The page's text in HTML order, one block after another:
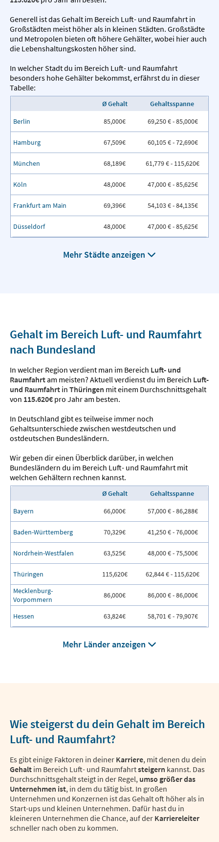
Generell ist das Gehalt im Bereich Luft- und Raumfahrt in
Großstädten meist höher als in kleinen Städten. Großstädte
und Metropolen bieten oft höhere Gehälter, wobei hier auch
die Lebenshaltungskosten höher sind.
In welcher Stadt du im Bereich Luft- und Raumfahrt
besonders hohe Gehälter bekommst, erfährst du in dieser
Tabelle:
Ø Gehalt
Gehaltsspanne
Berlin
85,000€ 69,250 € - 85,000€
Hamburg 67,509€ 60,105 € - 72,690€
München 68,189€ 61,779 € - 115,620€
Köln 48,000€ 47,000 € - 85,625€
Frankfurt am Main 69,396€ 54,103 € - 84,135€
Düsseldorf 48,000€ 47,000 € - 85,625€
Mehr Städte anzeigen
Gehalt im Bereich Luft- und Raumfahrt
nach Bundesland
In welcher Region verdient man im Bereich Luft- und
Raumfahrtam meisten? Aktuell verdienst du im Bereich Luft-
und Raumfahrt in Thüringen mit einem Durchschnittsgehalt
von 115.620€ pro Jahr am besten.
In Deutschland gibt es teilweise immer noch
Gehaltsunterschiede zwischen westdeutschen und
ostdeutschen Bundesländern.
Wir geben dir einen Überblick darüber, in welchen
Bundesländern du im Bereich Luft- und Raumfahrt mit
welchen Gehältern rechnen kannst.
Ø Gehalt
Gehaltsspanne
Bayern
66,000€ 57,000 € - 86,288€
Baden-Württemberg 70,329€ 41,250 € - 76,000€
Nordrhein-Westfalen 63,525€ 48,000 € - 75,500€
Thüringen 115,620€
62,844 € - 115,620€
Mecklenburg-
Vorpommern
86,000€ 86,000 € - 86,000€
Hessen 63,824€ 58,701 € - 79,907€
Mehr Länder anzeigen
Wie steigerst du dein Gehalt im Bereich
Luft- und Raumfahrt?
Es gibt einige Faktoren in deiner Karriere, mit denen du dein
Gehalt im Bereich Luft- und Raumfahrtsteigern kannst. Das
Durchschnittsgehalt steigt in der Regel, umso größer das
Unternehmen ist, in dem du tätig bist. In großen
Unternehmen und Konzernen ist das Gehalt oft höher als in
Start-ups und kleinen Unternehmen. Dafür hast du in
kleineren Unternehmen die Chance, auf der Karriereleiter
schneller nach oben zu kommen.